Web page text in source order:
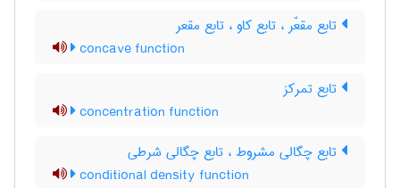
تابع مقعّر ، تابع کاو ، تابع مقعر
concave function
تابع تمرکز
concentration function
تابع چگالی مشروط ، تابع چگالی شرطی
conditional density function